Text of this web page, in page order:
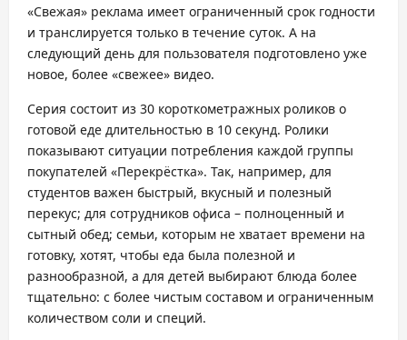
«Свежая» реклама имеет ограниченный срок годности
и транслируется только в течение суток. А на
следующий день для пользователя подготовлено уже
новое, более «свежее» видео.
Серия состоит из 30 короткометражных роликов о
готовой еде длительностью в 10 секунд. Ролики
показывают ситуации потребления каждой группы
покупателей «Перекрёстка». Так, например, для
студентов важен быстрый, вкусный и полезный
перекус; для сотрудников офиса – полноценный и
сытный обед; семьи, которым не хватает времени на
готовку, хотят, чтобы еда была полезной и
разнообразной, а для детей выбирают блюда более
тщательно: с более чистым составом и ограниченным
количеством соли и специй.